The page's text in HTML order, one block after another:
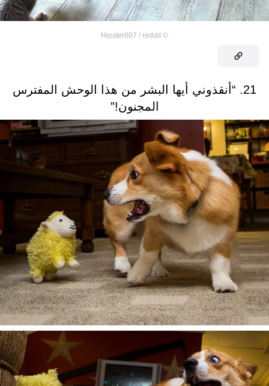
©
Hipster007 / reddit
21. “أنقذوني أيها البشر من هذا الوحش المفترس
المجنون!”